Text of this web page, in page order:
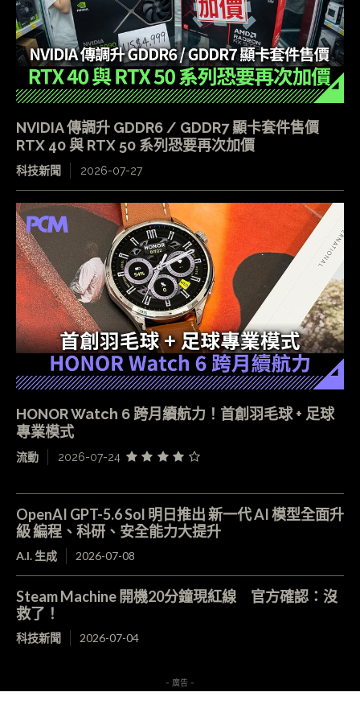
NVIDIA 傳調升 GDDR6 / GDDR7 顯卡套件售價
RTX 40 與 RTX 50 系列恐要再次加價
科技新聞 2026-07-27
HONOR Watch 6 跨月續航力！首創羽毛球 + 足球
專業模式
流動 2026-07-24
OpenAI GPT-5.6 Sol 明日推出 新一代 AI 模型全面升
級 編程、科研、安全能力大提升
A.I. 生成 2026-07-08
Steam Machine 開機20分鐘現紅線 官方確認：沒
救了！
科技新聞 2026-07-04
- 廣告 -